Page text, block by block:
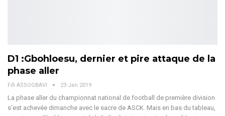
D1 :Gbohloesu, dernier et pire attaque de la
phase aller
Fifi ASSOGBAVI 23 Jan 2019
La phase aller du championnat national de football de première division
s’est achevée dimanche avec le sacre de ASCK. Mais en bas du tableau,